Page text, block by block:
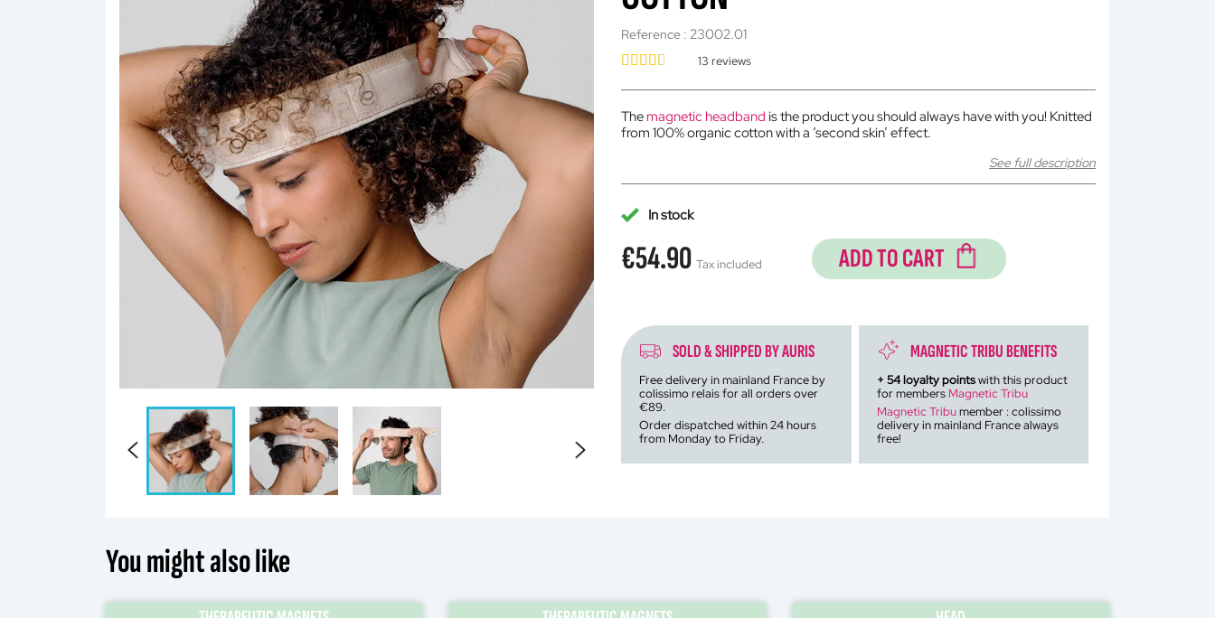
Reference : 23002.01
13 reviews
The magnetic headband is the product you should always have with you! Knitted
from 100% organic cotton with a ‘second skin’ effect.
See full description
In stock
€54.90 Tax included ADD TO CART
SOLD & SHIPPED BY AURIS
Free delivery in mainland France by
colissimo relais for all orders over
€89.
Order dispatched within 24 hours
from Monday to Friday.
MAGNETIC TRIBU BENEFITS
+ 54loyalty pointswith this product
for members Magnetic Tribu
Magnetic Tribumember : colissimo
delivery in mainland France always
free!
You might also like